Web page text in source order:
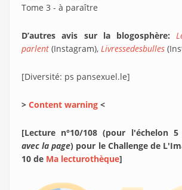
Tome 3 - à paraître
D’autres avis sur la blogosphère:
parlent (Instagram), Livressedesbulles
[Diversité: ps pansexuel.le]
> Content warning <
[Lecture n°10/108 (pour l'échelon 5
avec la page) pour le Challenge de
10 de Ma lecturothèque]